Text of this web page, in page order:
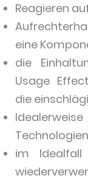
Reagieren
eine
die
Usage
die
im Idealfall